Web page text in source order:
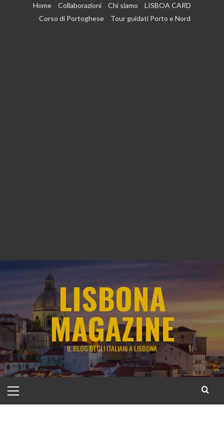
Home Collaborazioni Chi siamo
LISBOA CARD
Corso di Portoghese
Tour guidati Porto e Nord
LISBONA
MAGAZINE
IL BLOG DEGLI ITALIANI A LISBONA
principale